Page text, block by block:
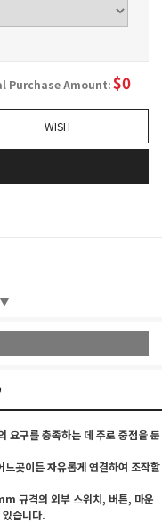
Purchase Amount:$0
WISH
▼
요구를 충족하는 데 주로 중점을 둔
곳이든 자유롭게 연결하여 조작할
격의 외부 스위치, 버튼, 마운
습니다.